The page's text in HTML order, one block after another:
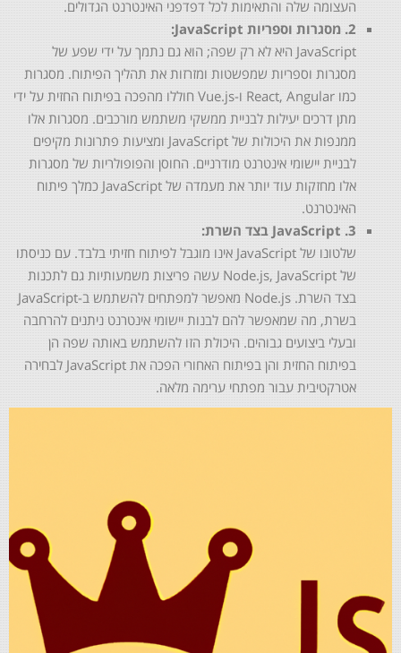
העצומה שלה והתאימות לכל דפדפני האינטרנט הגדולים.
2. מסגרות וספריות JavaScript:
JavaScript היא לא רק שפה; הוא גם נתמך על ידי שפע של
מסגרות וספריות שמפשטות ומזרזות את תהליך הפיתוח. מסגרות
כמו React, Angular ו-Vue.js חוללו מהפכה בפיתוח החזית על ידי
מתן דרכים יעילות לבניית ממשקי משתמש מורכבים. מסגרות אלו
ממנפות את היכולות של JavaScript ומציעות פתרונות מקיפים
לבניית יישומי אינטרנט מודרניים. החוסן והפופולריות של מסגרות
אלו מחזקות עוד יותר את מעמדה של JavaScript כמלך פיתוח
האינטרנט.
3. JavaScript בצד השרת:
שלטונו של JavaScript אינו מוגבל לפיתוח חזיתי בלבד. עם כניסתו
של Node.js, JavaScript עשה פריצות משמעותיות גם לתכנות
בצד השרת. Node.js מאפשר למפתחים להשתמש ב-JavaScript
בשרת, מה שמאפשר להם לבנות יישומי אינטרנט ניתנים להרחבה
ובעלי ביצועים גבוהים. היכולת הזו להשתמש באותה שפה הן
בפיתוח החזית והן בפיתוח האחורי הפכה את JavaScript לבחירה
אטרקטיבית עבור מפתחי ערימה מלאה.